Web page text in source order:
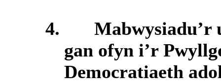
4.
Mabwysiadu’r
gan ofyn i’r
Democratiaeth